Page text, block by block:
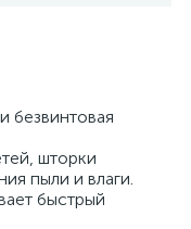
безвинтовая
шторки
пыли и влаги.
быстрый